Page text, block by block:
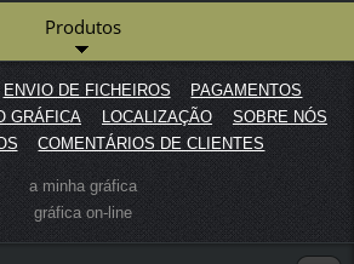
Produtos
ENVIO DE FICHEIROS
PAGAMENTOS
GRÁFICA LOCALIZAÇÃO
SOBRE NÓS
COMENTÁRIOS DE CLIENTES
a minha gráfica
gráfica on-line